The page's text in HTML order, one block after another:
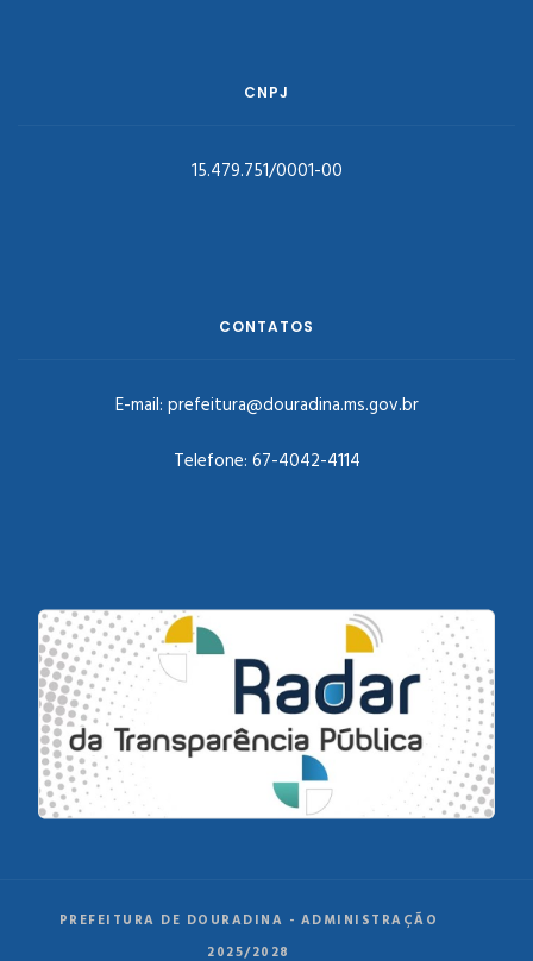
CNPJ
15.479.751/0001-00
CONTATOS
E-mail: prefeitura@douradina.ms.gov.br
Telefone: 67-4042-4114
PREFEITURA DE DOURADINA - ADMINISTRAÇÃO
2025/2028